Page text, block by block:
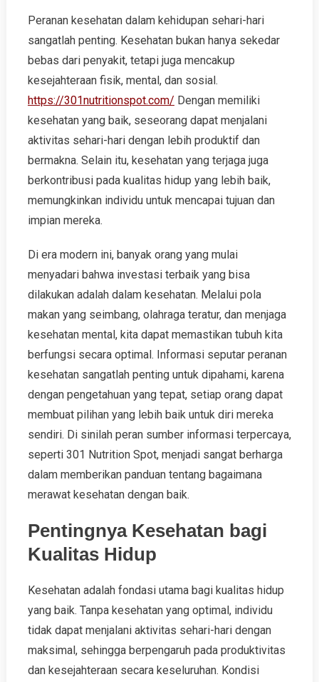
Peranan kesehatan dalam kehidupan sehari-hari
sangatlah penting. Kesehatan bukan hanya sekedar
bebas dari penyakit, tetapi juga mencakup
kesejahteraan fisik, mental, dan sosial.
https://301nutritionspot.com/ Dengan memiliki
kesehatan yang baik, seseorang dapat menjalani
aktivitas sehari-hari dengan lebih produktif dan
bermakna. Selain itu, kesehatan yang terjaga juga
berkontribusi pada kualitas hidup yang lebih baik,
memungkinkan individu untuk mencapai tujuan dan
impian mereka.
Di era modern ini, banyak orang yang mulai
menyadari bahwa investasi terbaik yang bisa
dilakukan adalah dalam kesehatan. Melalui pola
makan yang seimbang, olahraga teratur, dan menjaga
kesehatan mental, kita dapat memastikan tubuh kita
berfungsi secara optimal. Informasi seputar peranan
kesehatan sangatlah penting untuk dipahami, karena
dengan pengetahuan yang tepat, setiap orang dapat
membuat pilihan yang lebih baik untuk diri mereka
sendiri. Di sinilah peran sumber informasi terpercaya,
seperti 301 Nutrition Spot, menjadi sangat berharga
dalam memberikan panduan tentang bagaimana
merawat kesehatan dengan baik.
Pentingnya Kesehatan bagi
Kualitas Hidup
Kesehatan adalah fondasi utama bagi kualitas hidup
yang baik. Tanpa kesehatan yang optimal, individu
tidak dapat menjalani aktivitas sehari-hari dengan
maksimal, sehingga berpengaruh pada produktivitas
dan kesejahteraan secara keseluruhan. Kondisi